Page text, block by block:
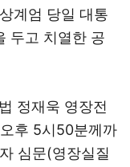
계엄 당일 대통
두고 치열한 공
정재욱 영장전
후 5시50분께까
심문(영장실질